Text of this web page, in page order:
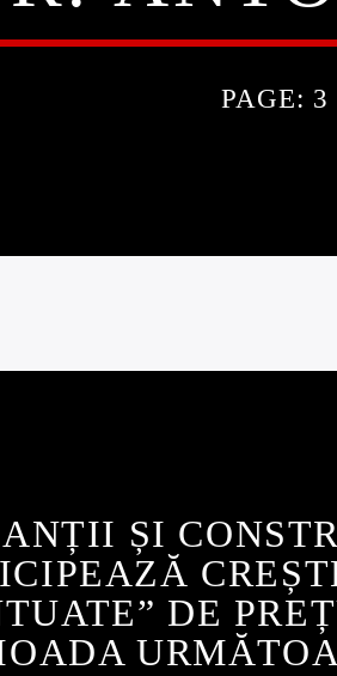
PAGE: 3
ȘI
DE